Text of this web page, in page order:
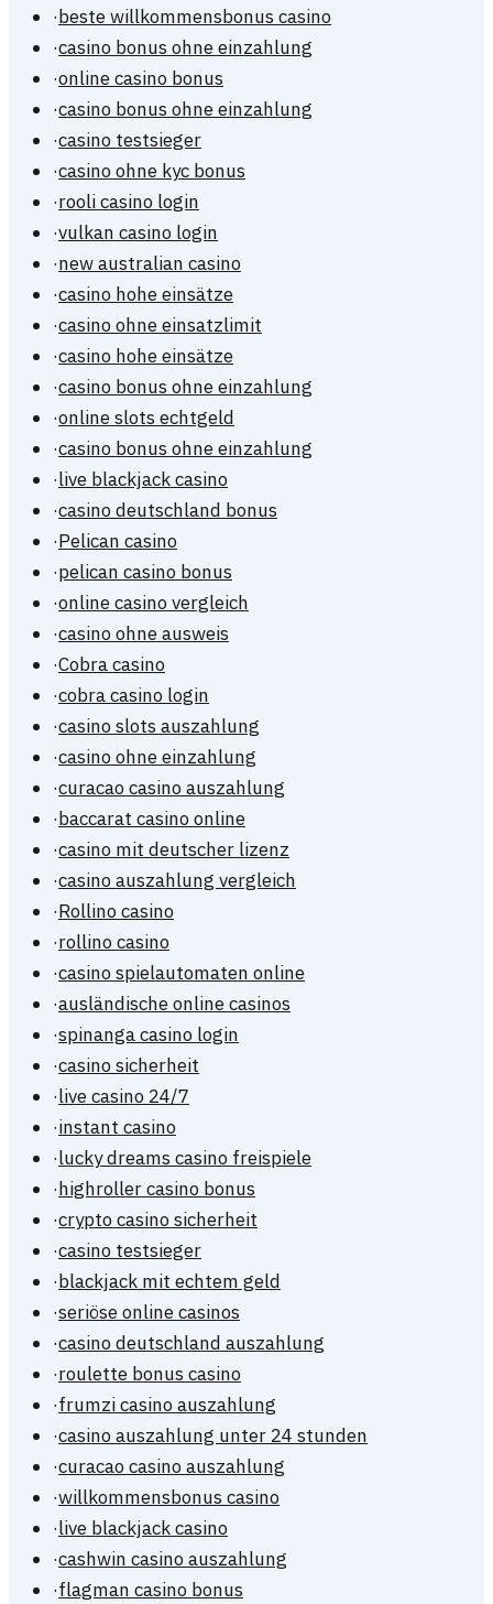
·beste willkommensbonus casino
·casino bonus ohne einzahlung
·online casino bonus
·casino bonus ohne einzahlung
·casino testsieger
·casino ohne kyc bonus
·rooli casino login
·vulkan casino login
·new australian casino
·casino hohe einsätze
·casino ohne einsatzlimit
·casino hohe einsätze
·casino bonus ohne einzahlung
·online slots echtgeld
·casino bonus ohne einzahlung
·live blackjack casino
·casino deutschland bonus
·Pelican casino
·pelican casino bonus
·online casino vergleich
·casino ohne ausweis
·Cobra casino
·cobra casino login
·casino slots auszahlung
·casino ohne einzahlung
·curacao casino auszahlung
·baccarat casino online
·casino mit deutscher lizenz
·casino auszahlung vergleich
·Rollino casino
·rollino casino
·casino spielautomaten online
·ausländische online casinos
·spinanga casino login
·casino sicherheit
·live casino 24/7
·instant casino
·lucky dreams casino freispiele
·highroller casino bonus
·crypto casino sicherheit
·casino testsieger
·blackjack mit echtem geld
·seriöse online casinos
·casino deutschland auszahlung
·roulette bonus casino
·frumzi casino auszahlung
·casino auszahlung unter 24 stunden
·curacao casino auszahlung
·willkommensbonus casino
·live blackjack casino
·cashwin casino auszahlung
·flagman casino bonus